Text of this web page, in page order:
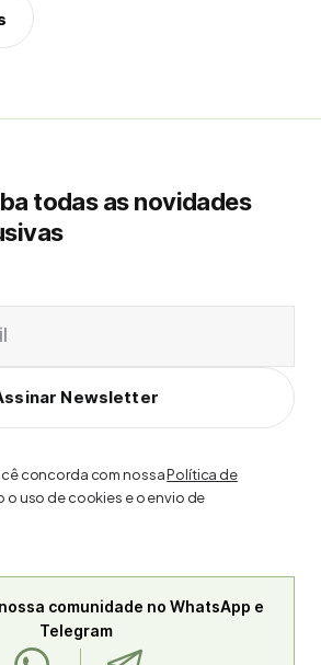
todas as novidades
Newsletter
concorda com nossaPolítica de
o uso de cookies e o envio de
comunidade no WhatsApp e
Telegram